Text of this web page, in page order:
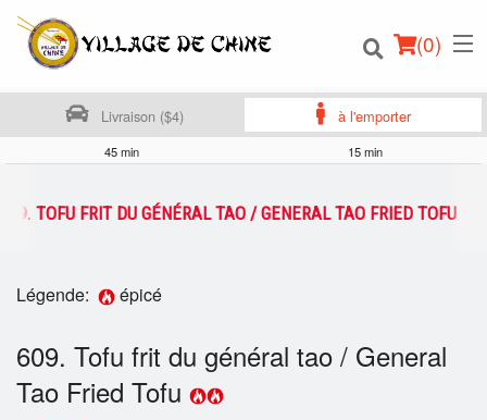
(0)
Commander en ligne
Français
Connection
Inscription
Livraison ($4) à l'emporter
45 min 15 min
609. TOFU FRIT DU GÉNÉRAL TAO / GENERAL TAO FRIED TOFU
Légende: épicé
609. Tofu frit du général tao / General
Tao Fried Tofu